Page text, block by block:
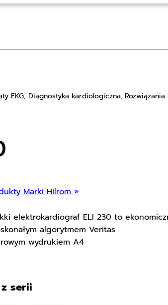
EKG, Diagnostyka kardiologiczna,
Marki Hilrom »
elektrokardiograf ELI 230 to
algorytmem Veritas
wydrukiem A4
serii